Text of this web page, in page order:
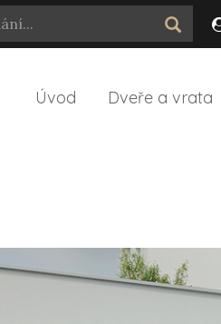
Úvod Dveře a vrata